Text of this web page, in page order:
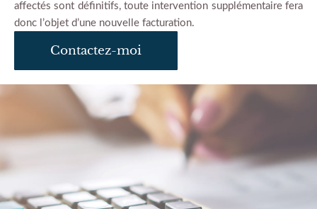
affectés sont définitifs, toute intervention supplémentaire fera
donc l’objet d’une nouvelle facturation.
Contactez-moi